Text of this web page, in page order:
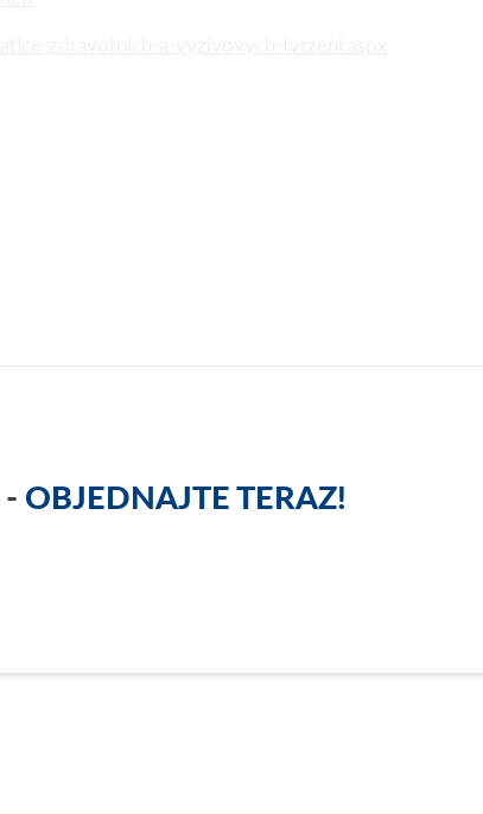
OBJEDNAJTE TERAZ!